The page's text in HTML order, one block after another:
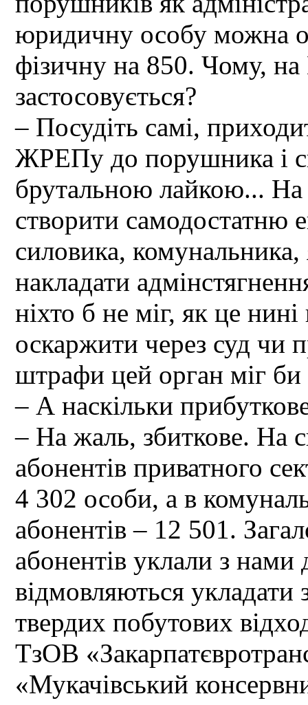
юридичну особу можна
фізичну на 850. Чому,
застосовується?
– Посудіть самі,
ЖРЕПу до порушника і
брутальною лайкою... На
створити самодостатню
силовика,
накладати
ніхто б не міг, як це
оскаржити через суд чи
штрафи цей орган міг би
– А наскільки
– На жаль, збиткове. На
абонентів приватного
4 302 особи, а в
абонентів – 12 501.
абонентів уклали з
відмовляються
твердих побутових
ТзОВ
«Мукачівський